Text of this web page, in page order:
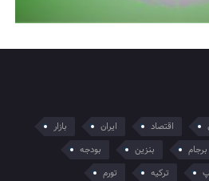
اقتصاد ایران
بازار
برجام بنزین
بودجه
ترکیه
تورم